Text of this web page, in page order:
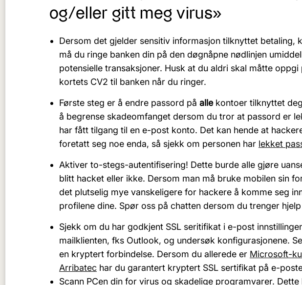
og/eller gitt meg virus»
Dersom det gjelder sensitiv informasjon tilknyttet betaling,
må du ringe banken din på den døgnåpne nødlinjen
potensielle transaksjoner. Husk at du aldri skal måtte oppgi
kortets CV2 til banken når du ringer.
Første steg er å endre passord på allekontoer tilknyttet
å begrense skadeomfanget dersom du tror at passord er
har fått tilgang til en e-post konto. Det kan hende at
foretatt seg noe enda, så sjekk om personen har lekket
Aktiver to-stegs-autentifisering! Dette burde alle gjøre
blitt hacket eller ikke. Dersom man må bruke mobilen sin
det plutselig mye vanskeligere for hackere å komme seg
profilene dine. Spør oss på chatten dersom du trenger
Sjekk om du har godkjent SSL seritifikat i e-post
mailklienten, fks Outlook, og undersøk konfigurasjonene.
en kryptert forbindelse. Dersom du allerede er Microsoft-
Arribatec har du garantert kryptert SSL sertifikat på e-
Scann PCen din for virus og skadelige programvarer. Dette